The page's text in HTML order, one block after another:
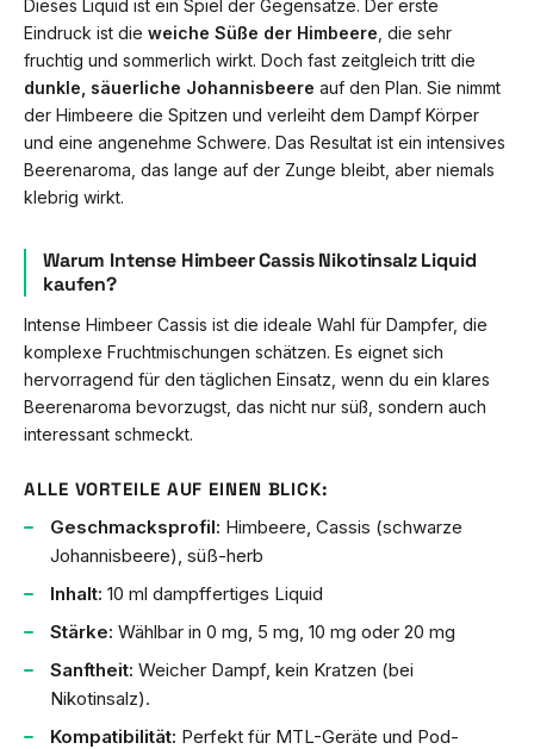
Dieses Liquid ist ein Spiel der Gegensätze. Der erste
Eindruck ist die weiche Süße der Himbeere , die sehr
fruchtig und sommerlich wirkt. Doch fast zeitgleich tritt die
dunkle, säuerliche Johannisbeere auf den Plan. Sie nimmt
der Himbeere die Spitzen und verleiht dem Dampf Körper
und eine angenehme Schwere. Das Resultat ist ein intensives
Beerenaroma, das lange auf der Zunge bleibt, aber niemals
klebrig wirkt.
Warum Intense Himbeer Cassis Nikotinsalz Liquid
kaufen?
Intense Himbeer Cassis ist die ideale Wahl für Dampfer, die
komplexe Fruchtmischungen schätzen. Es eignet sich
hervorragend für den täglichen Einsatz, wenn du ein klares
Beerenaroma bevorzugst, das nicht nur süß, sondern auch
interessant schmeckt.
ALLE VORTEILE AUF EINEN BLICK:
Geschmacksprofil: Himbeere, Cassis (schwarze
Johannisbeere), süß-herb
Inhalt: 10 ml dampffertiges Liquid
Stärke: Wählbar in 0 mg, 5 mg, 10 mg oder 20 mg
Sanftheit: Weicher Dampf, kein Kratzen (bei
Nikotinsalz).
Kompatibilität: Perfekt für MTL-Geräte und Pod-